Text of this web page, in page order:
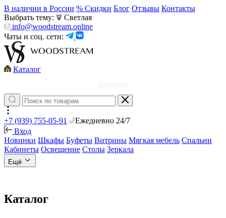
В наличии в России % Скидки Блог Отзывы Контакты
Выбрать тему:
Светлая
info@woodstream.online
Чаты и соц. сети:
Каталог
+7 (939) 755-05-91
Ежедневно 24/7
Вход
Новинки Шкафы Буфеты Витрины Мягкая мебель Спальни
Кабинеты Освещение Столы Зеркала
Ещё
Каталог